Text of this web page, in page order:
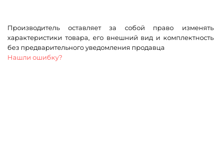
Производитель оставляет за собой право изменять
характеристики товара, его внешний вид и комплектность
без предварительного уведомления продавца
Нашли ошибку?